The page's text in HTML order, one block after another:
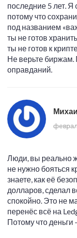
последние 5 лет. Я
потому что
под названием
ты не готов
ты не готов к
Не верьте биржам.
оправданий.
Люди, вы реально
не нужно бояться
знаете, как её
долларов, сделал
спокойно. Это не
перенёс всё на
Потому что деньги